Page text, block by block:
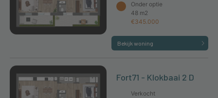
Onder optie
48 m2
€345.000
Bekijk woning
Fort71 - Klokbaai 2 D
Verkocht